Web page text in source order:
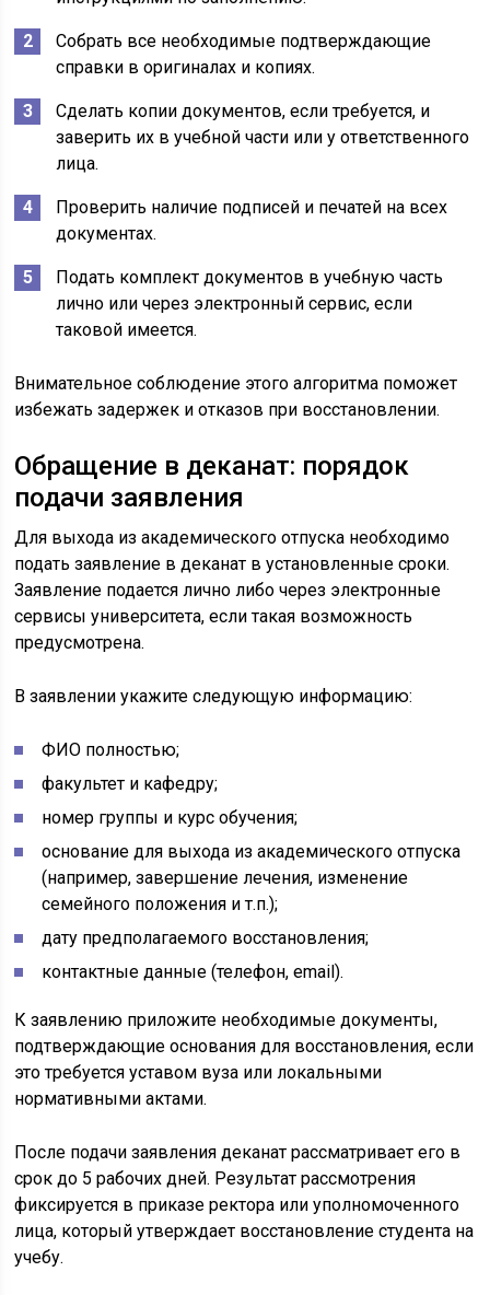
Собрать все необходимые подтверждающие
справки в оригиналах и копиях.
Сделать копии документов, если требуется, и
заверить их в учебной части или у ответственного
лица.
Проверить наличие подписей и печатей на всех
документах.
Подать комплект документов в учебную часть
лично или через электронный сервис, если
таковой имеется.
Внимательное соблюдение этого алгоритма поможет
избежать задержек и отказов при восстановлении.
Обращение в деканат: порядок
подачи заявления
Для выхода из академического отпуска необходимо
подать заявление в деканат в установленные сроки.
Заявление подается лично либо через электронные
сервисы университета, если такая возможность
предусмотрена.
В заявлении укажите следующую информацию:
ФИО полностью;
факультет и кафедру;
номер группы и курс обучения;
основание для выхода из академического отпуска
(например, завершение лечения, изменение
семейного положения и т.п.);
дату предполагаемого восстановления;
контактные данные (телефон, email).
К заявлению приложите необходимые документы,
подтверждающие основания для восстановления, если
это требуется уставом вуза или локальными
нормативными актами.
После подачи заявления деканат рассматривает его в
срок до 5 рабочих дней. Результат рассмотрения
фиксируется в приказе ректора или уполномоченного
лица, который утверждает восстановление студента на
учебу.